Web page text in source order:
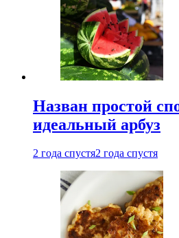
Назван простой
идеальный арбуз
2 года спустя2 года спустя